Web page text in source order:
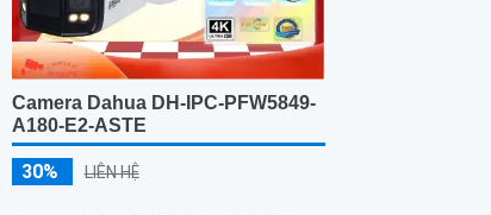
Camera Dahua DH-IPC-PFW5849-
A180-E2-ASTE
30% LIÊN HỆ